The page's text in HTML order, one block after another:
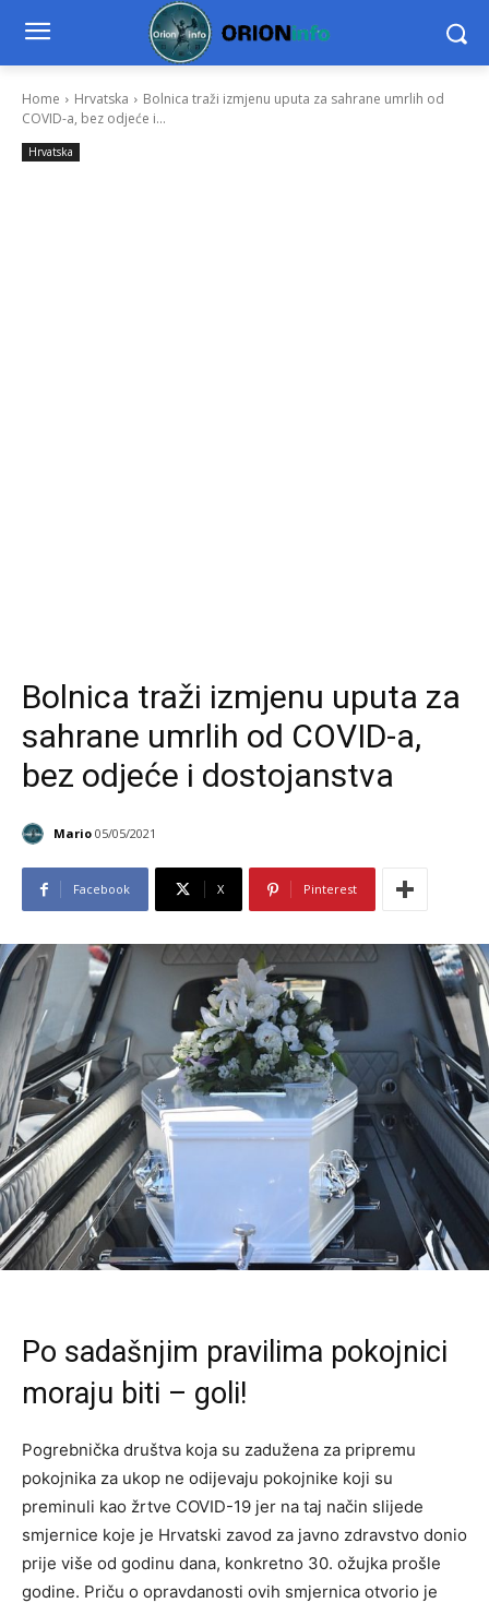
Home Hrvatska
Bolnica traži izmjenu uputa za sahrane umrlih od
COVID-a, bez odjeće i...
Hrvatska
Bolnica traži izmjenu uputa za
sahrane umrlih od COVID-a,
bez odjeće i dostojanstva
Mario 05/05/2021
Facebook X Pinterest
Po sadašnjim pravilima pokojnici
moraju biti – goli!
Pogrebnička društva koja su zadužena za pripremu
pokojnika za ukop ne odijevaju pokojnike koji su
preminuli kao žrtve COVID-19 jer na taj način slijede
smjernice koje je Hrvatski zavod za javno zdravstvo donio
prije više od godinu dana, konkretno 30. ožujka prošle
godine. Priču o opravdanosti ovih smjernica otvorio je